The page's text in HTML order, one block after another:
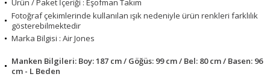
Ürün / Paket İçeriği : Eşofman Takım
Fotoğraf çekimlerinde kullanılan ışık nedeniyle ürün renkleri farklılık
gösterebilmektedir
Marka Bilgisi : Air Jones
Manken Bilgileri: Boy: 187 cm / Göğüs: 99 cm / Bel: 80 cm / Basen: 96
cm - L Beden